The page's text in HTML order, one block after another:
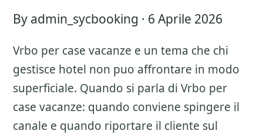
By admin_sycbooking · 6 Aprile 2026
Vrbo per case vacanze e un tema che chi
gestisce hotel non puo affrontare in modo
superficiale. Quando si parla di Vrbo per
case vacanze: quando conviene spingere il
canale e quando riportare il cliente sul